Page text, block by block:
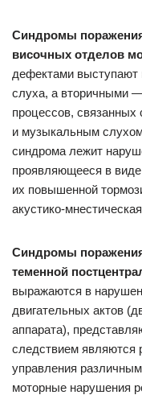
Синдромы
височных отделов
дефектами выступают
слуха, а вторичными
процессов,
и музыкальным
синдрома лежит
проявляющееся в
их повышенной
акустико-
Синдромы
теменной
выражаются в
двигательных актов
аппарата),
следствием являются
управления
моторные нарушения